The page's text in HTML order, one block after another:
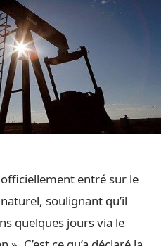
officiellement entré sur le
soulignant qu’il
quelques jours via le